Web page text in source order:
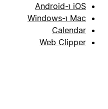
iOS ו-Android
Mac ו-Windows
Calendar
Web Clipper